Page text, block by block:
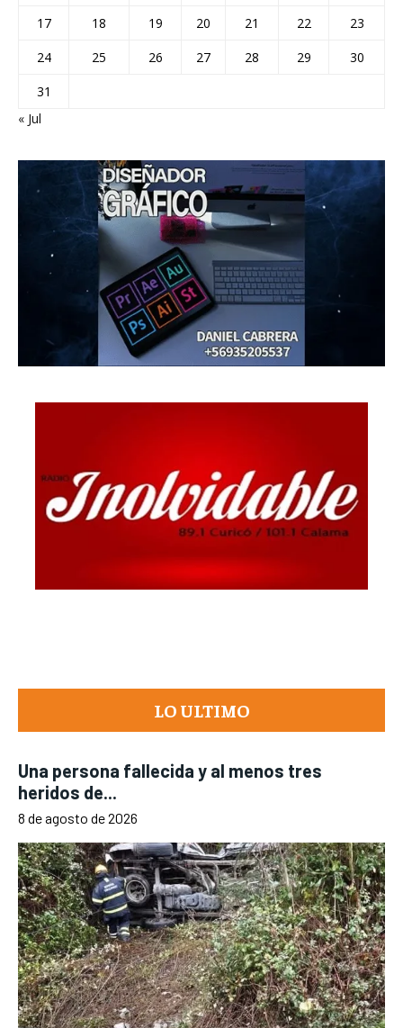
17
18 19 20 21 22
23
24
25 26 27 28 29
30
31
« Jul
LO ULTIMO
Una persona fallecida y al menos tres
heridos de...
8 de agosto de 2026